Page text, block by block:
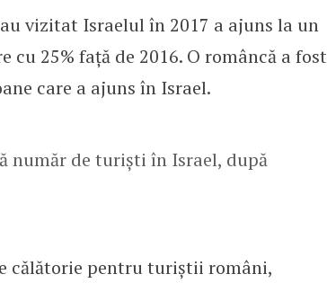
vizitat Israelul în 2017 a ajuns la un
25% față de 2016. O româncă a fost
care a ajuns în Israel.
număr de turiști în Israel, după
călătorie pentru turiștii români,